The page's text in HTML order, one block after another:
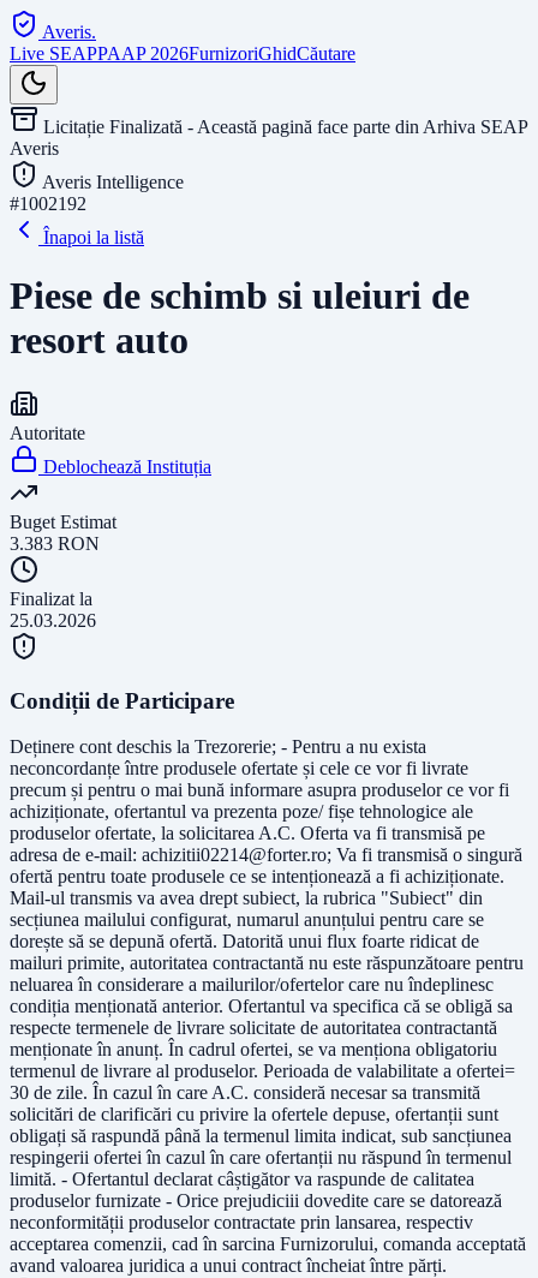
Averis.
Live SEAPPAAP 2026FurnizoriGhidCăutare
Licitație Finalizată - Această pagină face parte din Arhiva SEAP
Averis
Averis Intelligence
#1002192
Înapoi la listă
Piese de schimb si uleiuri de
resort auto
Autoritate
Deblochează Instituția
Buget Estimat
3.383 RON
Finalizat la
25.03.2026
Condiții de Participare
Deținere cont deschis la Trezorerie; - Pentru a nu exista
neconcordanțe între produsele ofertate și cele ce vor fi livrate
precum și pentru o mai bună informare asupra produselor ce vor fi
achiziționate, ofertantul va prezenta poze/ fișe tehnologice ale
produselor ofertate, la solicitarea A.C. Oferta va fi transmisă pe
adresa de e-mail: achizitii02214@forter.ro; Va fi transmisă o singură
ofertă pentru toate produsele ce se intenționează a fi achiziționate.
Mail-ul transmis va avea drept subiect, la rubrica "Subiect" din
secțiunea mailului configurat, numarul anunțului pentru care se
dorește să se depună ofertă. Datorită unui flux foarte ridicat de
mailuri primite, autoritatea contractantă nu este răspunzătoare pentru
neluarea în considerare a mailurilor/ofertelor care nu îndeplinesc
condiția menționată anterior. Ofertantul va specifica că se obligă sa
respecte termenele de livrare solicitate de autoritatea contractantă
menționate în anunț. În cadrul ofertei, se va menționa obligatoriu
termenul de livrare al produselor. Perioada de valabilitate a ofertei=
30 de zile. În cazul în care A.C. consideră necesar sa transmită
solicitări de clarificări cu privire la ofertele depuse, ofertanții sunt
obligați să raspundă până la termenul limita indicat, sub sancțiunea
respingerii ofertei în cazul în care ofertanții nu răspund în termenul
limită. - Ofertantul declarat câștigător va raspunde de calitatea
produselor furnizate - Orice prejudiciii dovedite care se datorează
neconformității produselor contractate prin lansarea, respectiv
acceptarea comenzii, cad în sarcina Furnizorului, comanda acceptată
avand valoarea juridica a unui contract încheiat între părți.